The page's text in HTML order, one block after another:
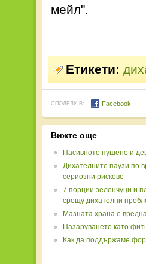
мейл".
Етикети:
СПОДЕЛИ В: Facebook
Вижте още
Пасивното пушене и
Дихателните паузи по
сериозни рискове
7 порции зеленчуци и
срещу дихателни
Мазната храна е
Пазаруването като
Как да поддържаме